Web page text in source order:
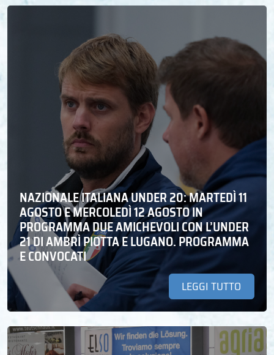
NAZIONALE ITALIANA UNDER 20: MARTEDÌ 11
AGOSTO E MERCOLEDÌ 12 AGOSTO IN
PROGRAMMA DUE AMICHEVOLI CON L’UNDER
21 DI AMBRÌ PIOTTA E LUGANO. PROGRAMMA
E CONVOCATI
LEGGI TUTTO